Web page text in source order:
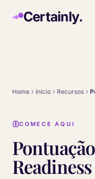
Certainly.
Home Início Recursos
COMECE AQUI
Readiness